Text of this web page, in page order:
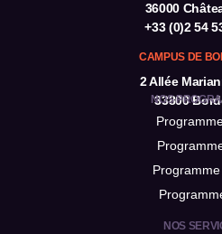
36000
+33 (0)2 54
CAMPUS DE
2 Allée
33800
NOS
Programme
NOS